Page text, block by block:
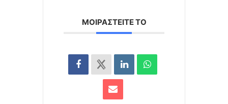
ΜΟΙΡΑΣΤΕΊΤΕ ΤΟ